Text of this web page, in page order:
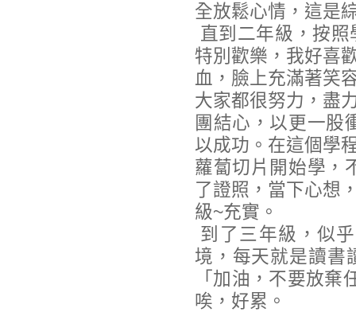
全放鬆心情，這是
直到二年級，按
特別歡樂，我好喜
血，臉上充滿著笑
大家都很努力，盡
團結心，以更一股
以成功。在這個學
蘿蔔切片開始學，
了證照，當下心想
級~充實。
到了三年級，似
境，每天就是讀書
「加油，不要放
唉，好累。